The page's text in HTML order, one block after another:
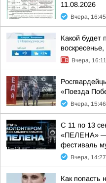
11.08.2026
Вчера, 16:45
Какой будет
воскресенье,
Вчера, 16:11
«Поезда
Вчера, 15:46
С 11 по 13
«ПЕЛЕНА» —
фестиваль
Вчера, 14:27
Как попасть